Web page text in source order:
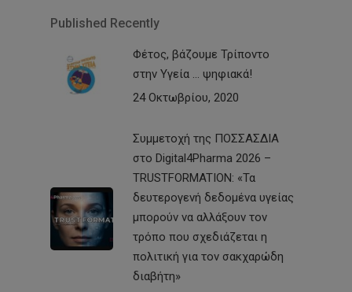
Published Recently
Φέτος, βάζουμε Τρίποντο
στην Υγεία … ψηφιακά!
24 Οκτωβρίου, 2020
Συμμετοχή της ΠΟΣΣΑΣΔΙΑ
στο Digital4Pharma 2026 –
TRUSTFORMATION: «Τα
δευτερογενή δεδομένα υγείας
μπορούν να αλλάξουν τον
τρόπο που σχεδιάζεται η
πολιτική για τον σακχαρώδη
διαβήτη»